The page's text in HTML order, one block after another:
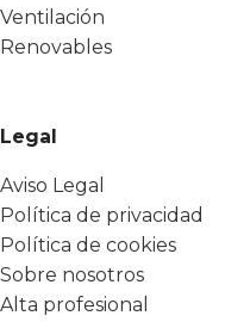
Ventilación
Renovables
Legal
Aviso Legal
Política de privacidad
Política de cookies
Sobre nosotros
Alta profesional